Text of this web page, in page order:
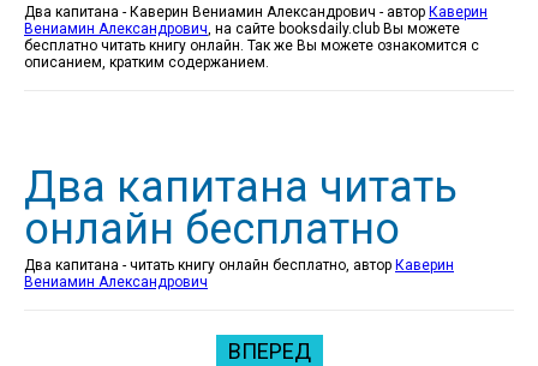
Два капитана - Каверин Вениамин Александрович - автор Каверин
Вениамин Александрович, на сайте booksdaily.club Вы можете
бесплатно читать книгу онлайн. Так же Вы можете ознакомится с
описанием, кратким содержанием.
Два капитана читать
онлайн бесплатно
Два капитана - читать книгу онлайн бесплатно, автор Каверин
Вениамин Александрович
ВПЕРЕД